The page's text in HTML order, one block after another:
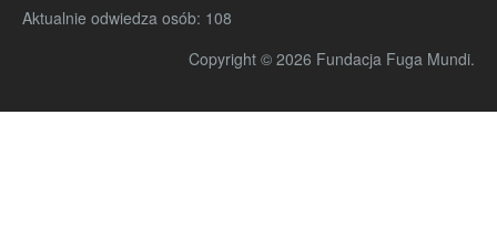
Aktualnie odwiedza osób: 108
Copyright © 2026 Fundacja Fuga Mundi.